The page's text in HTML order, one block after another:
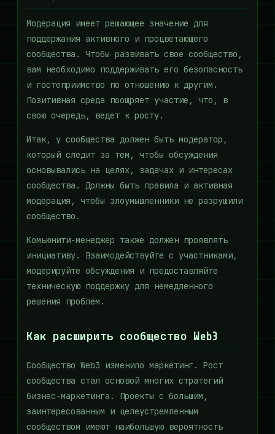
Модерация имеет решающее значение для
поддержания активного и процветающего
сообщества. Чтобы развивать свое сообщество,
вам необходимо поддерживать его безопасность
и гостеприимство по отношению к другим.
Позитивная среда поощряет участие, что, в
свою очередь, ведет к росту.
Итак, у сообщества должен быть модератор,
который следит за тем, чтобы обсуждения
основывались на целях, задачах и интересах
сообщества. Должны быть правила и активная
модерация, чтобы злоумышленники не разрушили
сообщество.
Комьюнити-менеджер также должен проявлять
инициативу. Взаимодействуйте с участниками,
модерируйте обсуждения и предоставляйте
техническую поддержку для немедленного
решения проблем.
Как расширить сообщество Web3
Сообщество Web3 изменило маркетинг. Рост
сообщества стал основой многих стратегий
бизнес-маркетинга. Проекты с большим,
заинтересованным и целеустремленным
сообществом имеют наибольшую вероятность